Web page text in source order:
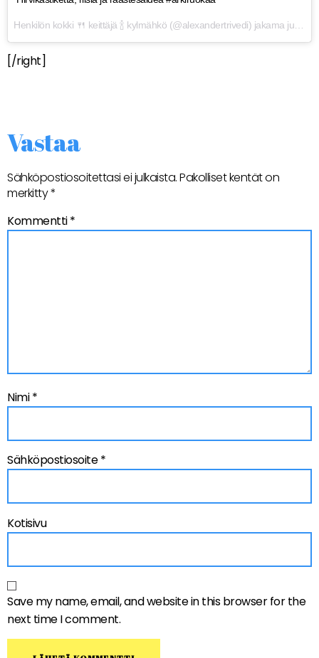
Henkilön kokki 🍴 keittäjä 🍾 kylmähkö (@alexandertrivedi) jakama julkaisu
[/right]
Vastaa
Sähköpostiosoitettasi ei julkaista.Pakolliset kentät on
merkitty*
Kommentti*
Nimi*
Sähköpostiosoite*
Kotisivu
Save my name, email, and website in this browser for the
next time I comment.